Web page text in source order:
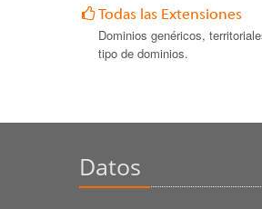
Todas las Extensiones
Dominios genéricos,
tipo de dominios.
Datos